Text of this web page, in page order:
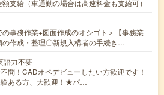
支給（車通勤の場合は高速料金も支給可）
の事務作業+図面作成のオシゴト＞【事務業
の作成・整理〇新規入構者の手続き…
語力不要
問！CADオペデビューしたい方歓迎です！
験ある方、大歓迎！★パ…